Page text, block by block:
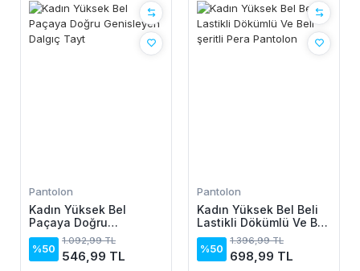
Pantolon
Kadın Yüksek Bel
Paçaya Doğru
Genisleyen Dalgıç Tayt
%50
1.092,99 TL
546,99 TL
Pantolon
Kadın Yüksek Bel Beli
Lastikli Dökümlü Ve Beli
şeritli Pera Pantolon
%50
1.396,99 TL
698,99 TL